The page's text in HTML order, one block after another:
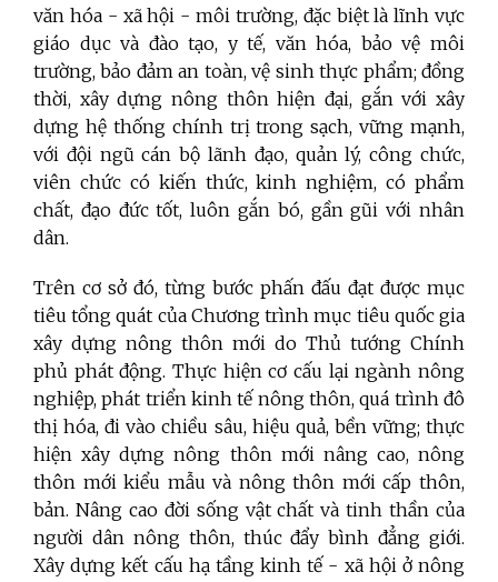
văn hóa - xã hội - môi trường, đặc biệt là lĩnh vực
giáo dục và đào tạo, y tế, văn hóa, bảo vệ môi
trường, bảo đảm an toàn, vệ sinh thực phẩm; đồng
thời, xây dựng nông thôn hiện đại, gắn với xây
dựng hệ thống chính trị trong sạch, vững mạnh,
với đội ngũ cán bộ lãnh đạo, quản lý, công chức,
viên chức có kiến thức, kinh nghiệm, có phẩm
chất, đạo đức tốt, luôn gắn bó, gần gũi với nhân
dân.
Trên cơ sở đó, từng bước phấn đấu đạt được mục
tiêu tổng quát của Chương trình mục tiêu quốc gia
xây dựng nông thôn mới do Thủ tướng Chính
phủ phát động. Thực hiện cơ cấu lại ngành nông
nghiệp, phát triển kinh tế nông thôn, quá trình đô
thị hóa, đi vào chiều sâu, hiệu quả, bền vững; thực
hiện xây dựng nông thôn mới nâng cao, nông
thôn mới kiểu mẫu và nông thôn mới cấp thôn,
bản. Nâng cao đời sống vật chất và tinh thần của
người dân nông thôn, thúc đẩy bình đẳng giới.
Xây dựng kết cấu hạ tầng kinh tế - xã hội ở nông